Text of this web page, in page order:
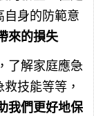
自身的防範意
來的損失
，了解家庭應急
技能等等，
我們更好地保